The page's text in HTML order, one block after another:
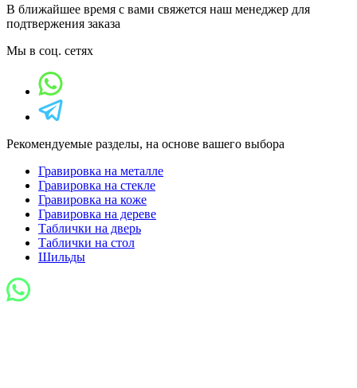
В ближайшее время с вами свяжется наш менеджер для
подтвержения заказа
Мы в соц. сетях
Рекомендуемые разделы, на основе вашего выбора
Гравировка на металле
Гравировка на стекле
Гравировка на коже
Гравировка на дереве
Таблички на дверь
Таблички на стол
Шильды